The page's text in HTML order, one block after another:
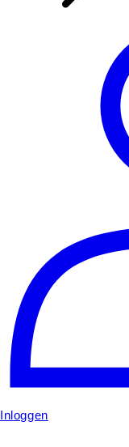
Inloggen